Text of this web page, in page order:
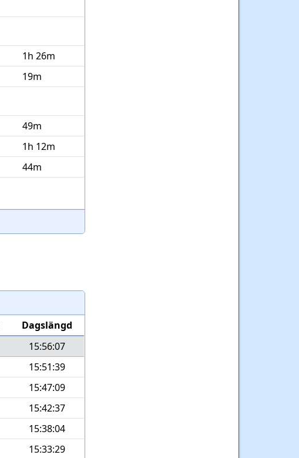
1h 26m
19m
49m
1h 12m
44m
Dagslängd
15:56:07
15:51:39
15:47:09
15:42:37
15:38:04
15:33:29